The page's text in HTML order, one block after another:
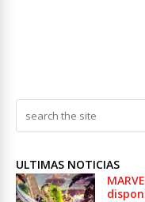
ULTIMAS NOTICIAS